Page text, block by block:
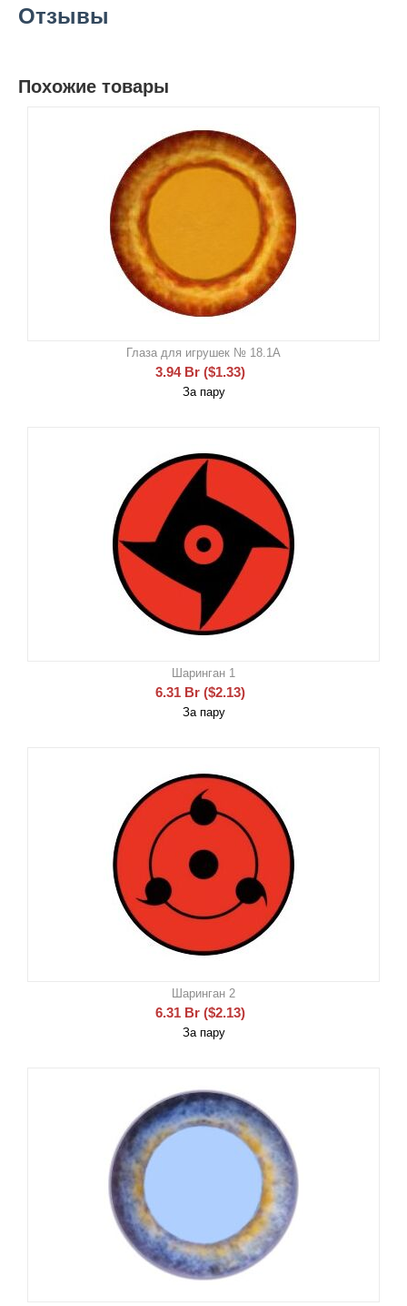
Отзывы
Похожие товары
Глаза для игрушек № 18.1А
3.94 Br ($1.33)
За пару
Шаринган 1
6.31 Br ($2.13)
За пару
Шаринган 2
6.31 Br ($2.13)
За пару